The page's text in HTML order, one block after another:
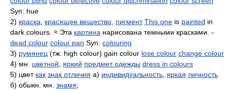
Syn: hue
2) краска красящее вещество пигмент This one is painted in
dark colours. ≈ Эта картина нарисована темными красками. -
dead colour colour pan Syn: colouring
3) румянец (тж. high colour) gain colour lose colour change colour
4) мн. цветной яркий предмет одежды dress in colours
5) цвет как знак отличия а) индивидуальность яркая личность
б) обыкн. мн. знамя;